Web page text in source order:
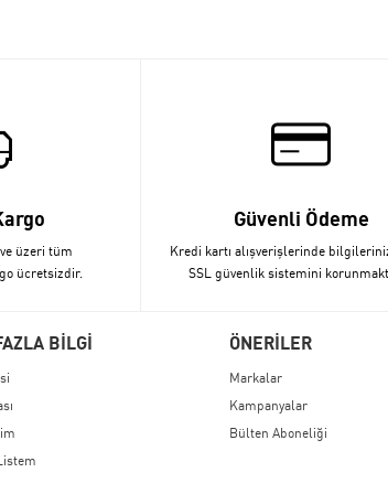
ve üzeri tüm
ücretsizdir.
Güvenli Ödeme
Kredi kartı alışverişlerinde
SSL güvenlik sistemini
BİLGİ ÖNERİLER
Markalar
Kampanyalar
Bülten Aboneliği